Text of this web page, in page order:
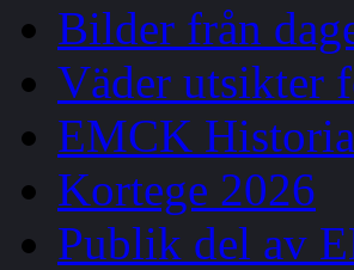
Bilder från
Väder utsikter
EMCK Historia
Kortege 2026
Publik del av